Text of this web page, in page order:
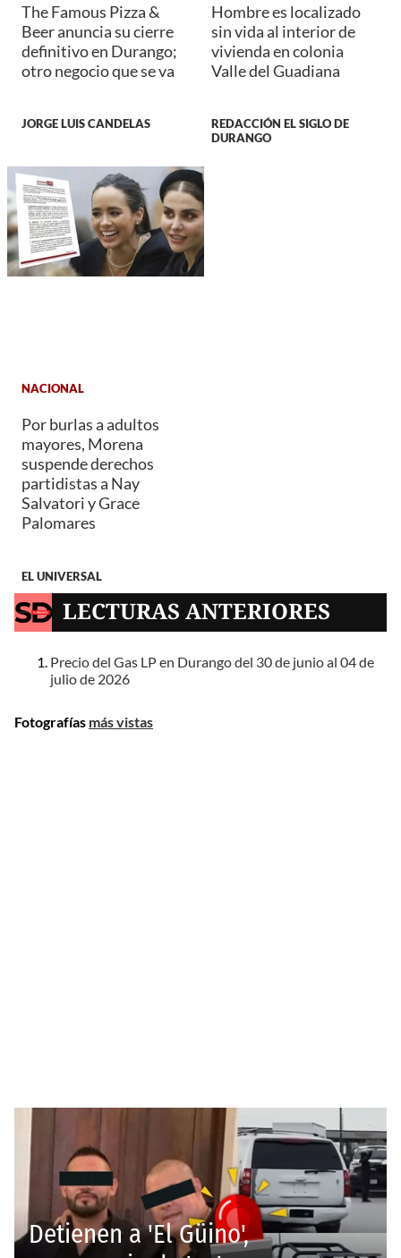
The Famous Pizza &
Beer anuncia su cierre
definitivo en Durango;
otro negocio que se va
JORGE LUIS CANDELAS
Hombre es localizado
sin vida al interior de
vivienda en colonia
Valle del Guadiana
REDACCIÓN EL SIGLO DE
DURANGO
NACIONAL
Por burlas a adultos
mayores, Morena
suspende derechos
partidistas a Nay
Salvatori y Grace
Palomares
EL UNIVERSAL
LECTURAS ANTERIORES
Precio del Gas LP en Durango del 30 de junio al 04 de
julio de 2026
Fotografías más vistas